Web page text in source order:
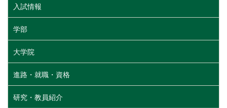
入試情報
学部
大学院
進路・就職・資格
研究・教員紹介